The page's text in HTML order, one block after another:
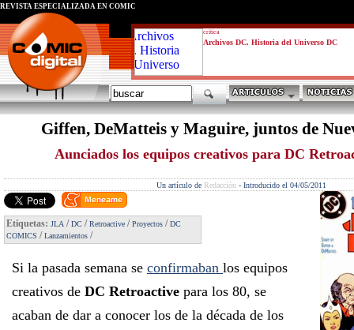
critica
Archivos DC. Historia del Universo DC
REVISTA ESPECIALIZADA EN CÓMIC
Giffen, DeMatteis y Maguire, juntos de
Aunciados los equipos creativos para DC
Un artículo de Redacción - Introducido el 04/05/2011
Etiquetas: JLA /DC /Retroactive /Proyectos /DC
COMICS /Lanzamientos /
Si la pasada semana se confirmaban los equipos
creativos de DC Retroactive para los 80, se
acaban de dar a conocer los de la década de los